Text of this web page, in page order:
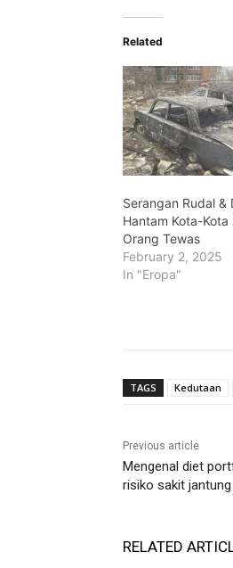
Related
Serangan Rudal &
Hantam Kota-Kota
Orang Tewas
February 2, 2025
In "Eropa"
TAGS Kedutaan
Previous article
Mengenal diet
risiko sakit jantung
RELATED